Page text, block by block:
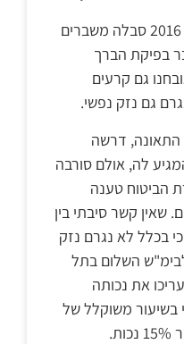
נפגעת תאונת דרכים משנת 2016 סבלה משברים
בפיקת הברך
אובחנו גם קרעים
גם נזק נפשי.
בת 29 ביום התאונה, דרשה
לה, אולם סורבה
הביטוח טענה
שאין קשר סיבתי בין
בכלל לא נגרם נזק
השלום בתל
את נכותה
בשיעור משוקלל של